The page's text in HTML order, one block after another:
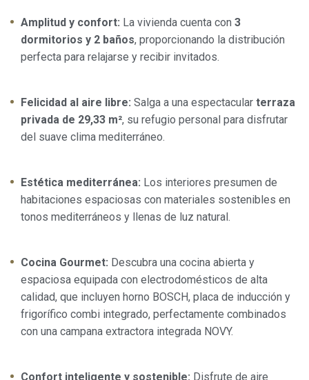
Amplitud y confort: La vivienda cuenta con 3
dormitorios y 2 baños, proporcionando la distribución
perfecta para relajarse y recibir invitados.
Felicidad al aire libre: Salga a una espectacular terraza
privada de 29,33 m², su refugio personal para disfrutar
del suave clima mediterráneo.
Estética mediterránea: Los interiores presumen de
habitaciones espaciosas con materiales sostenibles en
tonos mediterráneos y llenas de luz natural.
Cocina Gourmet: Descubra una cocina abierta y
espaciosa equipada con electrodomésticos de alta
calidad, que incluyen horno BOSCH, placa de inducción y
frigorífico combi integrado, perfectamente combinados
con una campana extractora integrada NOVY.
Confort inteligente y sostenible: Disfrute de aire
Modificar cookies
Técnicas y funcionales
Siempre activas
Si continua navegando, supone la aceptación de la